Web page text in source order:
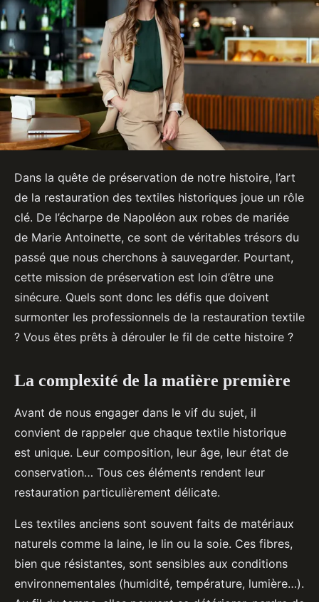
Dans la quête de préservation de notre histoire, l’art
de la restauration des textiles historiques joue un rôle
clé. De l’écharpe de Napoléon aux robes de mariée
de Marie Antoinette, ce sont de véritables trésors du
passé que nous cherchons à sauvegarder. Pourtant,
cette mission de préservation est loin d’être une
sinécure. Quels sont donc les défis que doivent
surmonter les professionnels de la restauration textile
? Vous êtes prêts à dérouler le fil de cette histoire ?
La complexité de la matière première
Avant de nous engager dans le vif du sujet, il
convient de rappeler que chaque textile historique
est unique. Leur composition, leur âge, leur état de
conservation… Tous ces éléments rendent leur
restauration particulièrement délicate.
Les textiles anciens sont souvent faits de matériaux
naturels comme la laine, le lin ou la soie. Ces fibres,
bien que résistantes, sont sensibles aux conditions
environnementales (humidité, température, lumière…).